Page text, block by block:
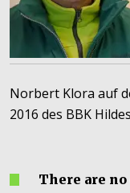
Norbert Klora auf
2016 des BBK
There are